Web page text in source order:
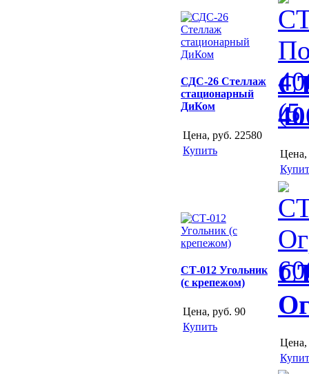
СДС-26 Стеллаж
стационарный
ДиКом
Цена, руб. 22580
Купить
Цена,
СТ-012 Угольник
(с крепежом)
Цена, руб. 90
Купить
Цена,